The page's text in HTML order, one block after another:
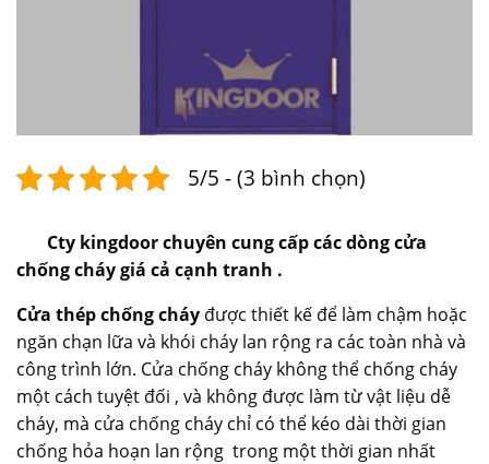
5/5 - (3 bình chọn)
Cty kingdoor chuyên cung cấp các dòng cửa
chống cháy giá cả cạnh tranh .
Cửa thép chống cháy được thiết kế để làm chậm hoặc
ngăn chạn lữa và khói cháy lan rộng ra các toàn nhà và
công trình lớn. Cửa chống cháy không thể chống cháy
một cách tuyệt đối , và không được làm từ vật liệu dễ
cháy, mà cửa chống cháy chỉ có thể kéo dài thời gian
chống hỏa hoạn lan rộng trong một thời gian nhất